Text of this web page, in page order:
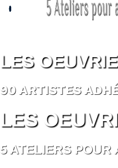
LES
90 ARTISTES
LES
5 ATELIERS POUR